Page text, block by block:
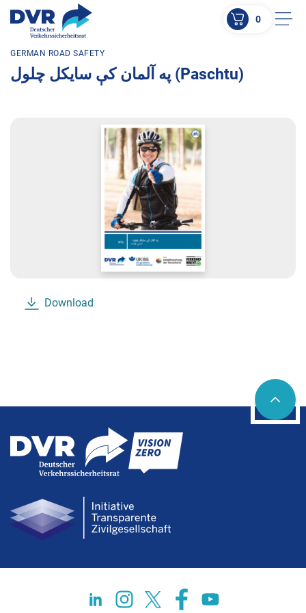
ZUM HAUPTINHALT SPRINGEN
ZUR SUCHE SPRINGEN
0
GERMAN ROAD SAFETY
په آلمان کې سایکل چلول (Paschtu)
Download
Social networks